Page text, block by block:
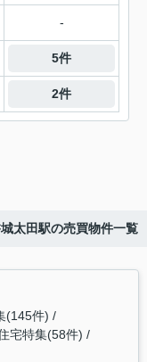
-
5件
2件
太田駅の売買物件一覧
(145件)
宅特集(58件)